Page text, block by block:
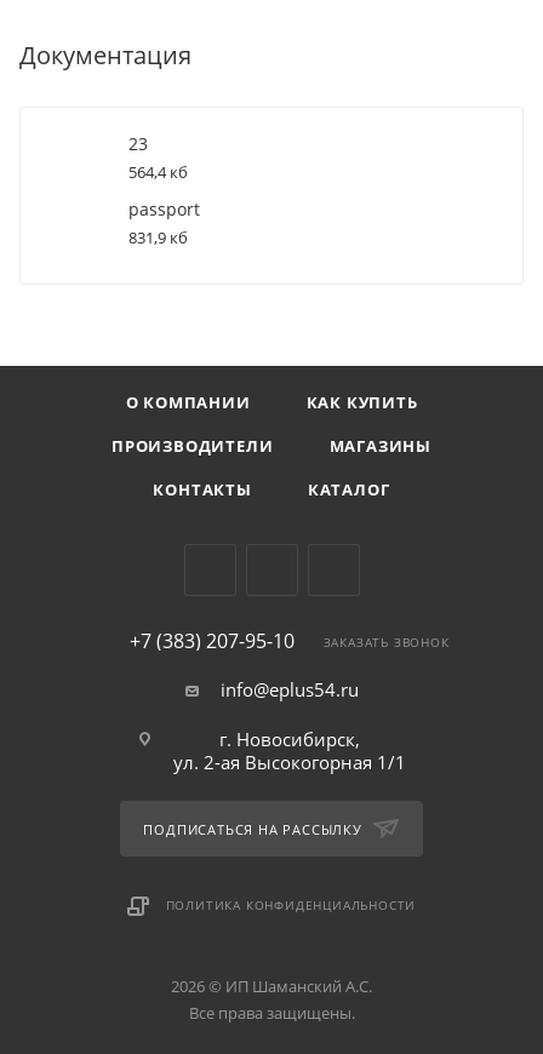
Документация
23
564,4 кб
passport
831,9 кб
О КОМПАНИИ
КАК КУПИТЬ
ПРОИЗВОДИТЕЛИ
МАГАЗИНЫ
КОНТАКТЫ
КАТАЛОГ
+7 (383) 207-95-10 ЗАКАЗАТЬ ЗВОНОК
info@eplus54.ru
г. Новосибирск,
ул. 2-ая Высокогорная 1/1
ПОДПИСАТЬСЯ НА РАССЫЛКУ
ПОЛИТИКА КОНФИДЕНЦИАЛЬНОСТИ
2026 © ИП Шаманский А.С.
Все права защищены.